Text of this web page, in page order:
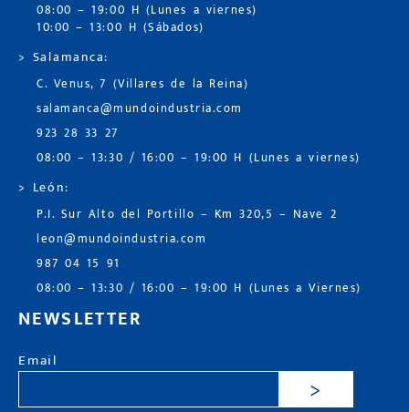
08:00 – 19:00 H (Lunes a viernes)
10:00 – 13:00 H (Sábados)
> Salamanca:
C. Venus, 7 (Villares de la Reina)
salamanca@mundoindustria.com
923 28 33 27
08:00 – 13:30 / 16:00 – 19:00 H (Lunes a viernes)
> León:
P.I. Sur Alto del Portillo – Km 320,5 – Nave 2
leon@mundoindustria.com
987 04 15 91
08:00 – 13:30 / 16:00 – 19:00 H (Lunes a Viernes)
NEWSLETTER
Email
>